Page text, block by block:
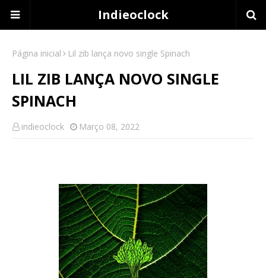
Indieoclock
Página inicial Lil zib lança novo single Spinach
LIL ZIB LANÇA NOVO SINGLE
SPINACH
indieoclock Março 08, 2022